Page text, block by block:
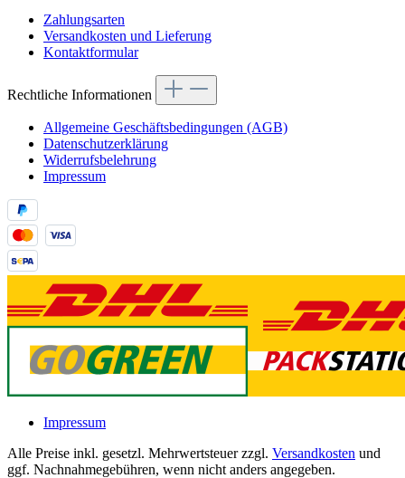
Zahlungsarten
Versandkosten und Lieferung
Kontaktformular
Rechtliche Informationen
Allgemeine Geschäftsbedingungen (AGB)
Datenschutzerklärung
Widerrufsbelehrung
Impressum
Impressum
Alle Preise inkl. gesetzl. Mehrwertsteuer zzgl. Versandkosten und
ggf. Nachnahmegebühren, wenn nicht anders angegeben.